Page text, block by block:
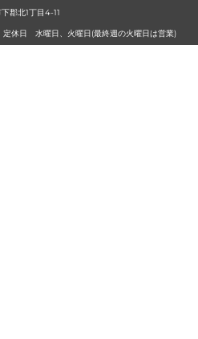
郡北1丁目4-11
定休日 水曜日、火曜日(最終週の火曜日は営業)